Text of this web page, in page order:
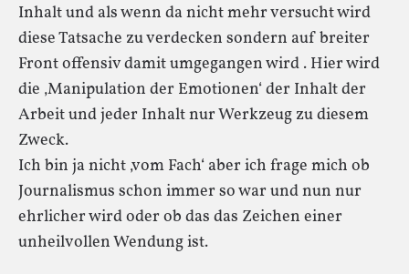
Inhalt und als wenn da nicht mehr versucht wird
diese Tatsache zu verdecken sondern auf breiter
Front offensiv damit umgegangen wird . Hier wird
die ‚Manipulation der Emotionen‘ der Inhalt der
Arbeit und jeder Inhalt nur Werkzeug zu diesem
Zweck.
Ich bin ja nicht ‚vom Fach‘ aber ich frage mich ob
Journalismus schon immer so war und nun nur
ehrlicher wird oder ob das das Zeichen einer
unheilvollen Wendung ist.